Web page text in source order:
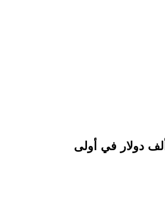
أعلنت منصة Brotinni المصرية الناشئة المتخصصة في مجال حلول تكنولوجيا الطعام، نجاحها في الحصول على 600 ألف دولار في أولى